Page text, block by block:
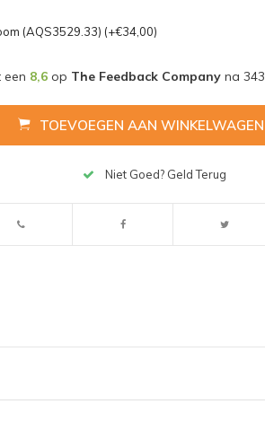
Afbeelding vergroten
(AQS3529.33) (+€34,00)
een 8,6op The Feedback Companyna 343
TOEVOEGEN AAN WINKELWAGEN
Niet Goed? Geld Terug